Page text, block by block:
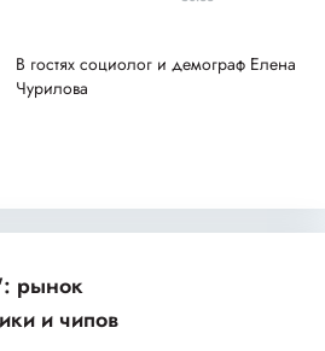
В гостях социолог и демограф Елена
Чурилова
рынок
и чипов